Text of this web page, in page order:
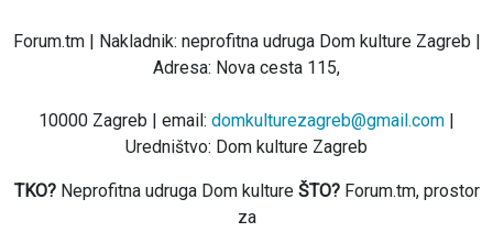
Forum.tm | Nakladnik: neprofitna udruga Dom kulture Zagreb |
Adresa: Nova cesta 115,
10000 Zagreb | email: domkulturezagreb@gmail.com
Uredništvo: Dom kulture Zagreb
TKO?Neprofitna udruga Dom kulture ŠTO?Forum.tm, prostor
za